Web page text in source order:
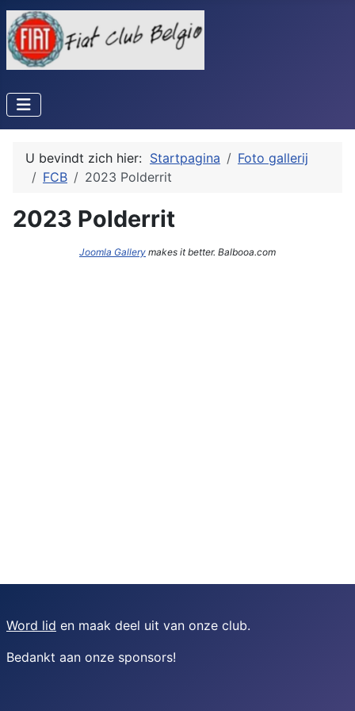
U bevindt zich hier: Startpagina
Foto gallerij
FCB
2023 Polderrit
2023 Polderrit
Joomla Gallery makes it better. Balbooa.com
Word lid en maak deel uit van onze club.
Bedankt aan onze sponsors!